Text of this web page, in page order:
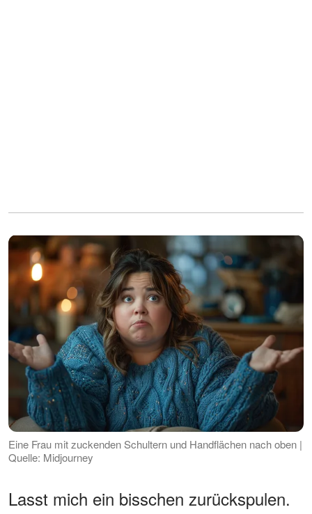
Eine Frau mit zuckenden Schultern und Handflächen nach oben |
Quelle: Midjourney
Lasst mich ein bisschen zurückspulen.